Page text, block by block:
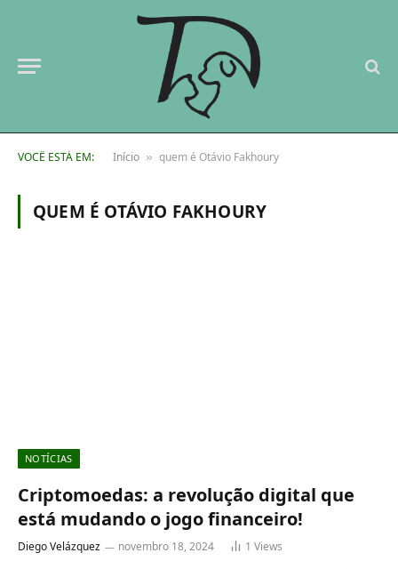
VOCÊ ESTÁ EM: Início » quem é Otávio Fakhoury
QUEM É OTÁVIO FAKHOURY
NOTÍCIAS
Criptomoedas: a revolução digital que
está mudando o jogo financeiro!
Diego Velázquez novembro 18, 2024 1 Views